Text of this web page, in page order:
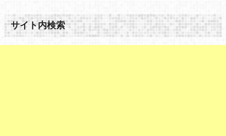
サイト内検索